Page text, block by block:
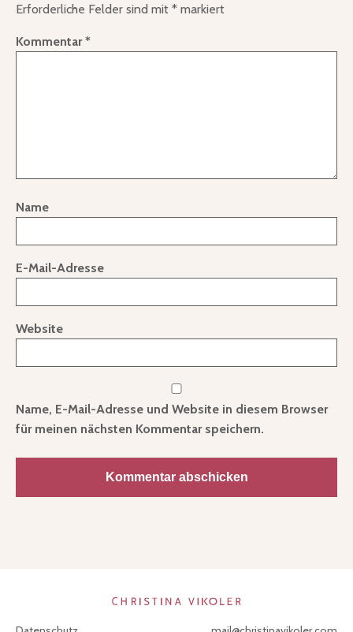
Erforderliche Felder sind mit * markiert
Kommentar*
Name
E-Mail-Adresse
Website
Name, E-Mail-Adresse und Website in diesem Browser
für meinen nächsten Kommentar speichern.